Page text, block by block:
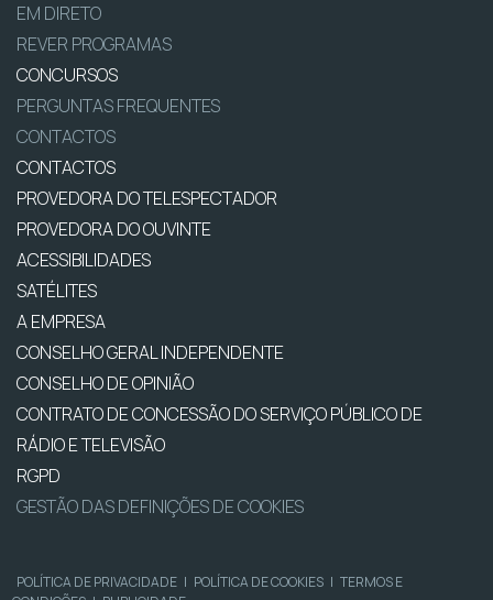
EM DIRETO
REVER PROGRAMAS
CONCURSOS
PERGUNTAS FREQUENTES
CONTACTOS
CONTACTOS
PROVEDORA DO TELESPECTADOR
PROVEDORA DO OUVINTE
ACESSIBILIDADES
SATÉLITES
A EMPRESA
CONSELHO GERAL INDEPENDENTE
CONSELHO DE OPINIÃO
CONTRATO DE CONCESSÃO DO SERVIÇO PÚBLICO DE
RÁDIO E TELEVISÃO
RGPD
GESTÃO DAS DEFINIÇÕES DE COOKIES
POLÍTICA DE PRIVACIDADE | POLÍTICA DE COOKIES | TERMOS E